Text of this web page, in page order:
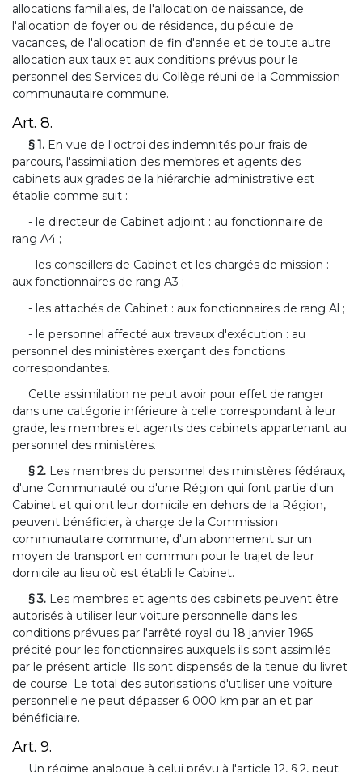
allocations familiales, de l'allocation de naissance, de
l'allocation de foyer ou de résidence, du pécule de
vacances, de l'allocation de fin d'année et de toute autre
allocation aux taux et aux conditions prévus pour le
personnel des Services du Collège réuni de la Commission
communautaire commune.
Art. 8.
§ 1. En vue de l'octroi des indemnités pour frais de
parcours, l'assimilation des membres et agents des
cabinets aux grades de la hiérarchie administrative est
établie comme suit :
- le directeur de Cabinet adjoint : au fonctionnaire de
rang A4 ;
- les conseillers de Cabinet et les chargés de mission :
aux fonctionnaires de rang A3 ;
- les attachés de Cabinet : aux fonctionnaires de rang Al ;
- le personnel affecté aux travaux d'exécution : au
personnel des ministères exerçant des fonctions
correspondantes.
Cette assimilation ne peut avoir pour effet de ranger
dans une catégorie inférieure à celle correspondant à leur
grade, les membres et agents des cabinets appartenant au
personnel des ministères.
§ 2. Les membres du personnel des ministères fédéraux,
d'une Communauté ou d'une Région qui font partie d'un
Cabinet et qui ont leur domicile en dehors de la Région,
peuvent bénéficier, à charge de la Commission
communautaire commune, d'un abonnement sur un
moyen de transport en commun pour le trajet de leur
domicile au lieu où est établi le Cabinet.
§ 3. Les membres et agents des cabinets peuvent être
autorisés à utiliser leur voiture personnelle dans les
conditions prévues par l'arrêté royal du 18 janvier 1965
précité pour les fonctionnaires auxquels ils sont assimilés
par le présent article. Ils sont dispensés de la tenue du livret
de course. Le total des autorisations d'utiliser une voiture
personnelle ne peut dépasser 6 000 km par an et par
bénéficiaire.
Art. 9.
Un régime analogue à celui prévu à l'article 12, § 2, peut